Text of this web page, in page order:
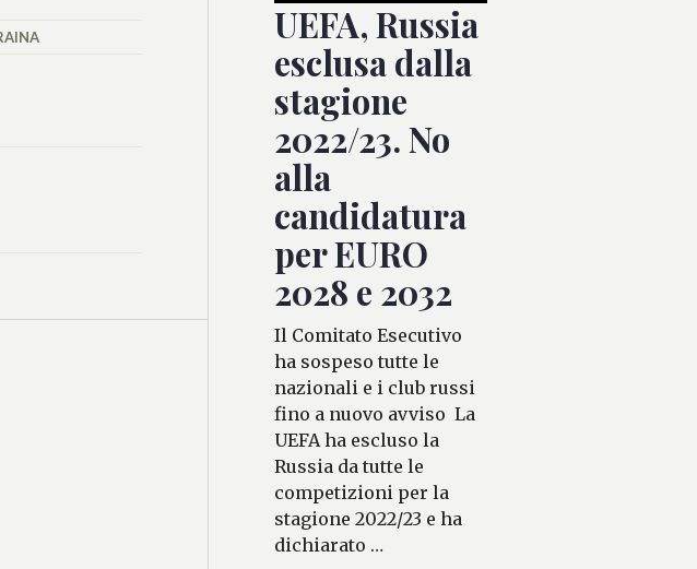
UEFA, Russia
esclusa dalla
stagione
2022/23. No
alla
candidatura
per EURO
2028 e 2032
Il Comitato Esecutivo
ha sospeso tutte le
nazionali e i club russi
fino a nuovo avviso La
UEFA ha escluso la
Russia da tutte le
competizioni per la
stagione 2022/23 e ha
dichiarato …